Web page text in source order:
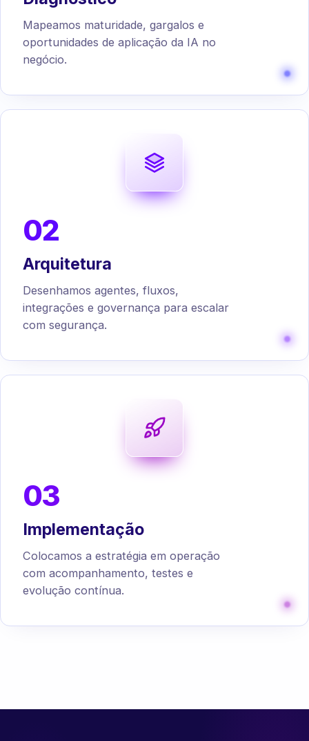
Mapeamos maturidade, gargalos e
oportunidades de aplicação da IA no
negócio.
02
Arquitetura
Desenhamos agentes, fluxos,
integrações e governança para escalar
com segurança.
03
Implementação
Colocamos a estratégia em operação
com acompanhamento, testes e
evolução contínua.